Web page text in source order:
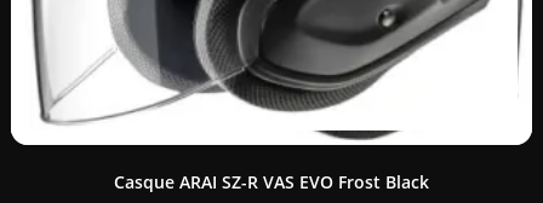
Casque ARAI SZ-R VAS EVO Frost Black